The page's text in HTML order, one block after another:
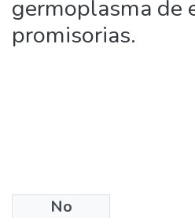
germoplasma de
promisorias.
No